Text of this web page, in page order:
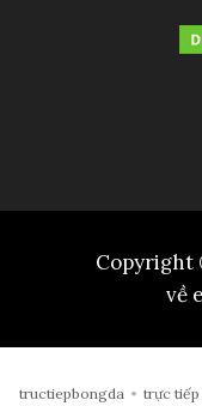
Copyright
về
tructiepbongda • trực tiếp